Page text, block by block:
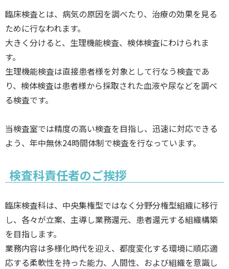
臨床検査とは、病気の原因を調べたり、治療の効果を見る
ために行なわれます。
大きく分けると、生理機能検査、検体検査にわけられま
す。
生理機能検査は直接患者様を対象として行なう検査であ
り、検体検査は患者様から採取された血液や尿などを調べ
る検査です。
当検査室では精度の高い検査を目指し、迅速に対応できる
よう、年中無休24時間体制で検査を行なっています。
検査科責任者のご挨拶
臨床検査科は、中央集権型ではなく分野分権型組織に移行
し、各々が立案、主導し業務還元、患者還元する組織構築
を目指します。
業務内容は多様化時代を迎え、都度変化する環境に順応適
応する柔軟性を持った能力、人間性、および組織を意識し